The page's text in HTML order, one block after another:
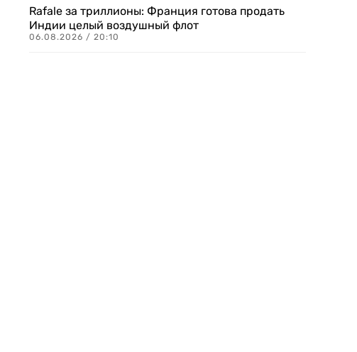
Rafale за триллионы: Франция готова продать
Индии целый воздушный флот
06.08.2026 / 20:10